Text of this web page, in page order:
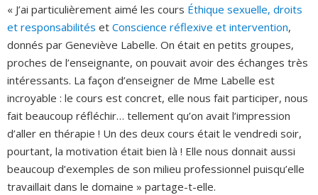
« J’ai particulièrement aimé les cours Éthique sexuelle, droits
et responsabilités et Conscience réflexive et intervention,
donnés par Geneviève Labelle. On était en petits groupes,
proches de l’enseignante, on pouvait avoir des échanges très
intéressants. La façon d’enseigner de Mme Labelle est
incroyable : le cours est concret, elle nous fait participer, nous
fait beaucoup réfléchir… tellement qu’on avait l’impression
d’aller en thérapie ! Un des deux cours était le vendredi soir,
pourtant, la motivation était bien là ! Elle nous donnait aussi
beaucoup d’exemples de son milieu professionnel puisqu’elle
travaillait dans le domaine » partage-t-elle.